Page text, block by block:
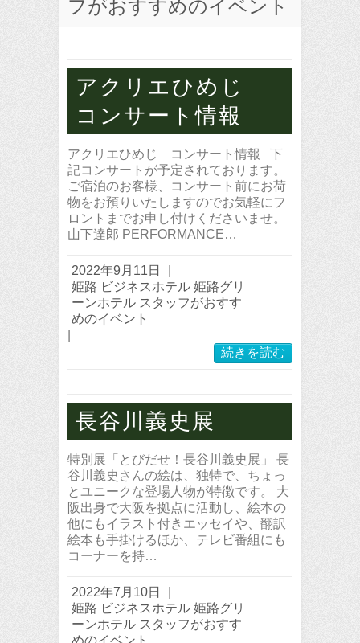
フがおすすめのイベント
アクリエひめじ
コンサート情報
アクリエひめじ コンサート情報 下
記コンサートが予定されております。
ご宿泊のお客様、コンサート前にお荷
物をお預りいたしますのでお気軽にフ
ロントまでお申し付けくださいませ。
山下達郎 PERFORMANCE…
2022年9月11日
姫路 ビジネスホテル 姫路グリ
ーンホテル スタッフがおすす
めのイベント
続きを読む
長谷川義史展
特別展「とびだせ！長谷川義史展」 長
谷川義史さんの絵は、独特で、ちょっ
とユニークな登場人物が特徴です。 大
阪出身で大阪を拠点に活動し、絵本の
他にもイラスト付きエッセイや、翻訳
絵本も手掛けるほか、テレビ番組にも
コーナーを持…
2022年7月10日
姫路 ビジネスホテル 姫路グリ
ーンホテル スタッフがおすす